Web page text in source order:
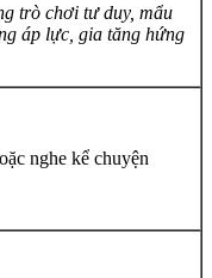
trò chơi tư duy, mẩu
áp lực, gia tăng hứng
nghe kể chuyện